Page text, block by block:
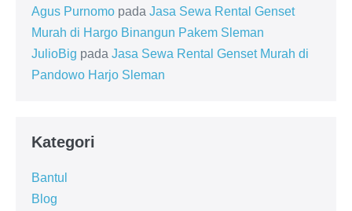
Agus Purnomo pada Jasa Sewa Rental Genset
Murah di Hargo Binangun Pakem Sleman
JulioBig pada Jasa Sewa Rental Genset Murah di
Pandowo Harjo Sleman
Kategori
Bantul
Blog